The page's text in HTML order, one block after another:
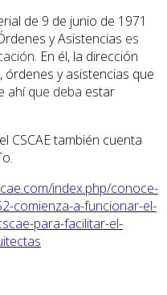
de 9 de junio de 1971
y Asistencias es
. En él, la dirección
órdenes y asistencias que
ahí que deba estar
CSCAE también cuenta
index.php/conoce-
comienza-a-funcionar-el-
para-facilitar-el-